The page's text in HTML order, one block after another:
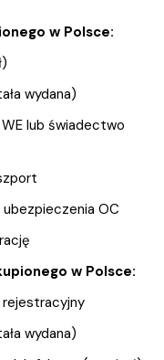
w Polsce:
wydana)
lub świadectwo
OC
w Polsce:
wydana)